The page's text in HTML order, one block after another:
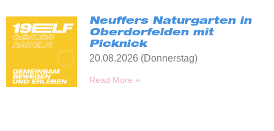
Neuffers Naturgarten in
Oberdorfelden mit
Picknick
20.08.2026 (Donnerstag)
Read More »